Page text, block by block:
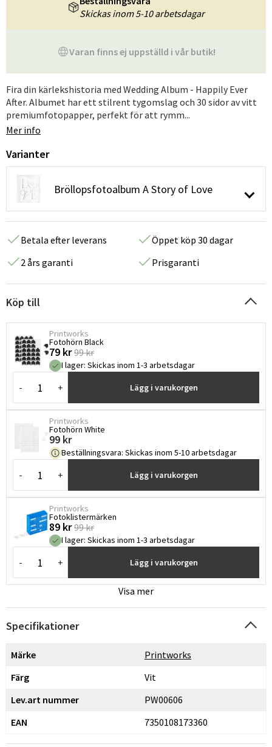
Varan finns ej uppställd i vår butik!
Skickas inom 5-10 arbetsdagar
Fira din kärlekshistoria med Wedding Album - Happily Ever
After. Albumet har ett stilrent tygomslag och 30 sidor av vitt
premiumfotopapper, perfekt för att rymm...
Mer info
Varianter
Bröllopsfotoalbum A Story of Love
Betala efter leverans
Öppet köp 30 dagar
2 års garanti
Prisgaranti
Köp till
Printworks
Fotohörn Black
79 kr 99 kr
I lager: Skickas inom 1-3 arbetsdagar
- + Lägg i varukorgen
Printworks
Fotohörn White
99 kr
Beställningsvara: Skickas inom 5-10 arbetsdagar
- + Lägg i varukorgen
Printworks
Fotoklistermärken
89 kr 99 kr
I lager: Skickas inom 1-3 arbetsdagar
- + Lägg i varukorgen
Visa mer
Specifikationer
Märke
Printworks
Färg
Vit
Lev.art nummer
PW00606
EAN
7350108173360